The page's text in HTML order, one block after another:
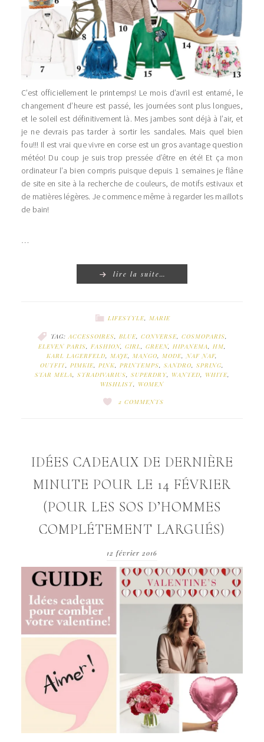
C’est officiellement le printemps! Le mois d’avril est entamé, le
changement d’heure est passé, les journées sont plus longues,
et le soleil est définitivement là. Mes jambes sont déjà à l’air, et
je ne devrais pas tarder à sortir les sandales. Mais quel bien
fou!!! Il est vrai que vivre en corse est un gros avantage question
météo! Du coup je suis trop pressée d’être en été! Et ça mon
ordinateur l’a bien compris puisque depuis 1 semaines je flâne
de site en site à la recherche de couleurs, de motifs estivaux et
de matières légères. Je commence même à regarder les maillots
de bain!
…
lire la suite…
LIFESTYLE, MARIE
TAG:ACCESSOIRES, BLUE, CONVERSE, COSMOPARIS,
ELEVEN PARIS, FASHION, GIRL, GREEN, HIPANEMA, HM,
KARL LAGERFELD, MAJE, MANGO, MODE,NAF NAF,
OUTFIT, PIMKIE, PINK, PRINTEMPS, SANDRO, SPRING,
STAR MELA, STRADIVARIUS, SUPERDRY, WANTED, WHITE,
WISHLIST, WOMEN
2 COMMENTS
IDÉES CADEAUX DE DERNIÈRE
MINUTE POUR LE 14 FÉVRIER
(POUR LES SOS D’HOMMES
COMPLÉTEMENT LARGUÉS)
12 février 2016